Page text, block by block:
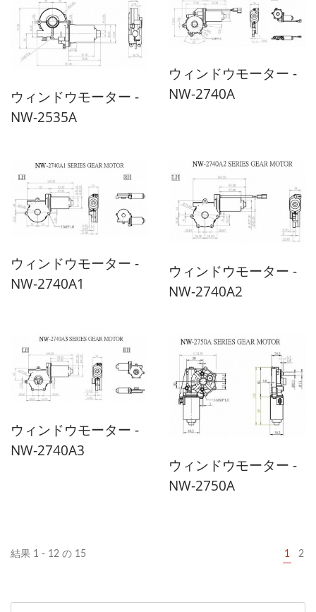
ウィンドウモーター -
NW-2535A
ウィンドウモーター -
NW-2740A
ウィンドウモーター -
NW-2740A1
ウィンドウモーター -
NW-2740A2
ウィンドウモーター -
NW-2740A3
ウィンドウモーター -
NW-2750A
結果 1 - 12 の 15 1 2